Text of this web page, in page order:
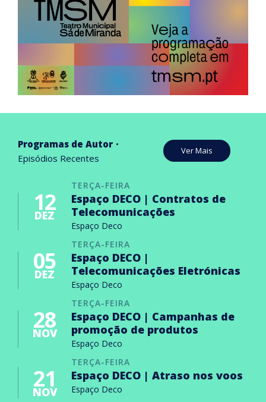
Programas de Autor
Episódios Recentes
Ver Mais
TERÇA-FEIRA
12
DEZ
Espaço DECO | Contratos de
Telecomunicações
Espaço Deco
TERÇA-FEIRA
05
DEZ
Espaço DECO |
Telecomunicações Eletrónicas
Espaço Deco
TERÇA-FEIRA
28
NOV
Espaço DECO | Campanhas de
promoção de produtos
Espaço Deco
TERÇA-FEIRA
21
NOV
Espaço DECO | Atraso nos voos
Espaço Deco